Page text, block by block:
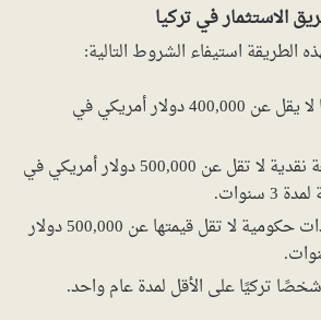
الاستثمار في تركيا
الطريقة استيفاء الشروط التالية:
أن يستثمروا مبلغًا لا يقل عن 400,000 دولار أمريكي في
أو أن يضعوا وديعة نقدية لا تقل عن 500,000 دولار أمريكي في
سنوات.
أو أن يشتروا سندات حكومية لا تقل قيمتها عن 500,000 دولار